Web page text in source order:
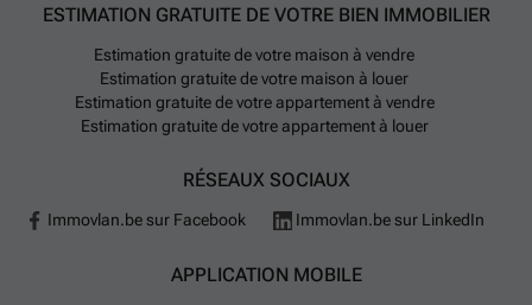
ESTIMATION GRATUITE DE VOTRE BIEN IMMOBILIER
Estimation gratuite de votre maison à vendre
Estimation gratuite de votre maison à louer
Estimation gratuite de votre appartement à vendre
Estimation gratuite de votre appartement à louer
RÉSEAUX SOCIAUX
Immovlan.be sur Facebook Immovlan.be sur LinkedIn
APPLICATION MOBILE